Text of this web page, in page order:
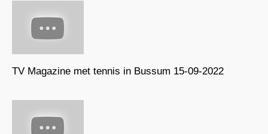
TV Magazine met tennis in Bussum 15-09-2022